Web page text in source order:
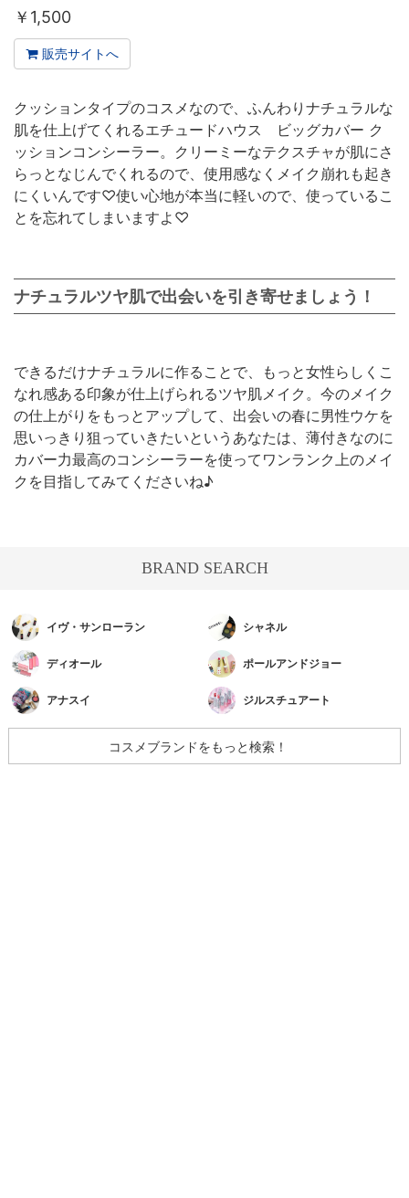
￥ 1,500
販売サイトへ
クッションタイプのコスメなので、ふんわりナチュラルな
肌を仕上げてくれるエチュードハウス ビッグカバー ク
ッションコンシーラー。クリーミーなテクスチャが肌にさ
らっとなじんでくれるので、使用感なくメイク崩れも起き
にくいんです♡使い心地が本当に軽いので、使っているこ
とを忘れてしまいますよ♡
ナチュラルツヤ肌で出会いを引き寄せましょう！
できるだけナチュラルに作ることで、もっと女性らしくこ
なれ感ある印象が仕上げられるツヤ肌メイク。今のメイク
の仕上がりをもっとアップして、出会いの春に男性ウケを
思いっきり狙っていきたいというあなたは、薄付きなのに
カバー力最高のコンシーラーを使ってワンランク上のメイ
クを目指してみてくださいね♪
BRAND SEARCH
イヴ・サンローラン シャネル
ディオール ポールアンドジョー
アナスイ ジルスチュアート
コスメブランドをもっと検索！